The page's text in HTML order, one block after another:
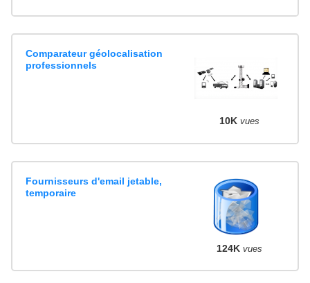
Comparateur géolocalisation
professionnels
10K vues
Fournisseurs d'email jetable,
temporaire
124K vues